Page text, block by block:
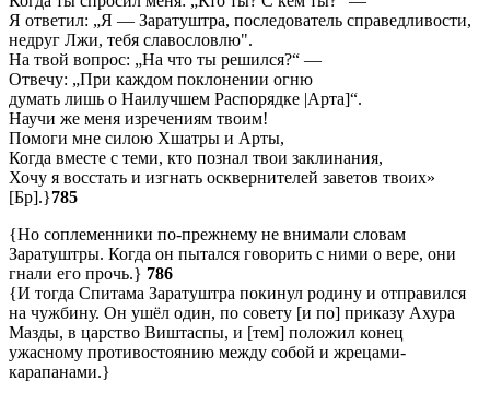
Я ответил: „Я — Заратуштра, последователь справедливости,
недруг Лжи, тебя славословлю".
На твой вопрос: „На что ты решился?“ —
Отвечу: „При каждом поклонении огню
думать лишь о Наилучшем Распорядке |Арта]“.
Научи же меня изречениям твоим!
Помоги мне силою Хшатры и Арты,
Когда вместе с теми, кто познал твои заклинания,
Хочу я восстать и изгнать осквернителей заветов твоих»
[Бр].}785
{Но соплеменники по-прежнему не внимали словам
Заратуштры. Когда он пытался говорить с ними о вере, они
гнали его прочь.} 786
{И тогда Спитама Заратуштра покинул родину и отправился
на чужбину. Он ушёл один, по совету [и по] приказу Ахура
Мазды, в царство Виштаспы, и [тем] положил конец
ужасному противостоянию между собой и жрецами-
карапанами.}